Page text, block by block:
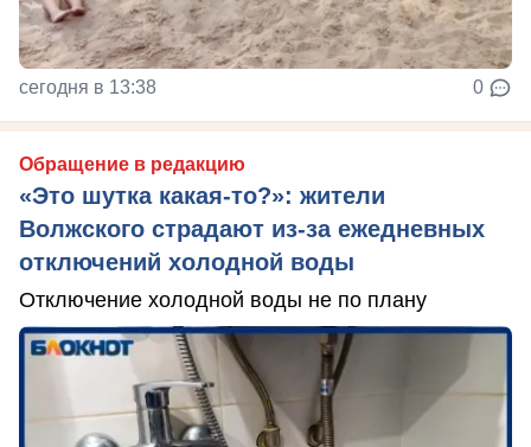
сегодня в 13:38 0
Обращение в редакцию
«Это шутка какая-то?»: жители
Волжского страдают из‑за ежедневных
отключений холодной воды
Отключение холодной воды не по плану